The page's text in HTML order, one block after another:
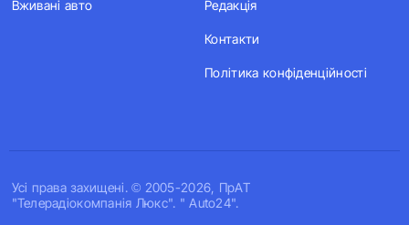
Усi права захищенi. © 2005-2026, ПрАТ
"Телерадіокомпанія Люкс". " Auto24".
Вживані авто Редакція
Контакти
Політика конфіденційності